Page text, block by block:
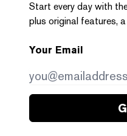
Start every day with
plus original features,
Your Email